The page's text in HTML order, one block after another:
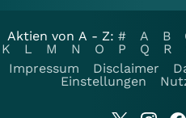
Aktien von A - Z: # A B
K
L M N O P Q R
Impressum
Disclaimer
Einstellungen